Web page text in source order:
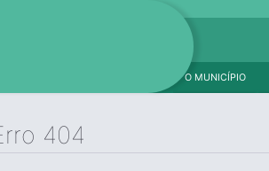
O MUNICÍPIO
404